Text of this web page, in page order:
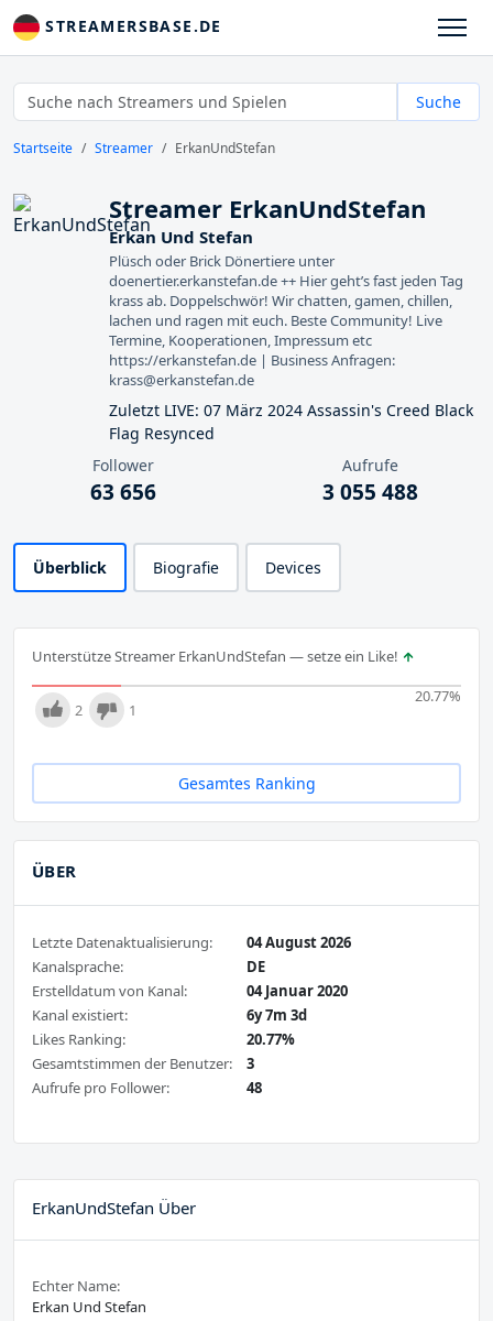
STREAMERSBASE.DE
Suche
Startseite Streamer ErkanUndStefan
Streamer ErkanUndStefan
Erkan Und Stefan
Plüsch oder Brick Dönertiere unter
doenertier.erkanstefan.de ++ Hier geht’s fast jeden Tag
krass ab. Doppelschwör! Wir chatten, gamen, chillen,
lachen und ragen mit euch. Beste Community! Live
Termine, Kooperationen, Impressum etc
https://erkanstefan.de | Business Anfragen:
krass@erkanstefan.de
Zuletzt LIVE: 07 März 2024 Assassin's Creed Black
Flag Resynced
Follower
63 656
Aufrufe
3 055 488
Überblick Biografie Devices
Unterstütze Streamer ErkanUndStefan — setze ein Like!
20.77%
2 1
Gesamtes Ranking
ÜBER
Letzte Datenaktualisierung:
04 August 2026
Kanalsprache:
DE
Erstelldatum von Kanal:
04 Januar 2020
Kanal existiert:
6y 7m 3d
Likes Ranking:
20.77%
Gesamtstimmen der Benutzer:
3
Aufrufe pro Follower:
48
ErkanUndStefan Über
Echter Name:
Erkan Und Stefan